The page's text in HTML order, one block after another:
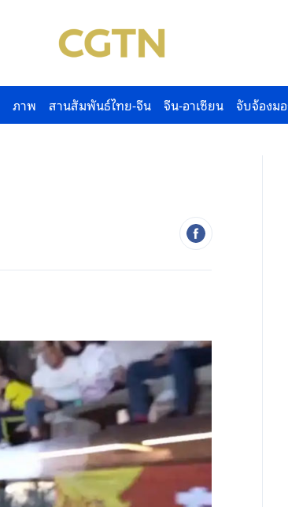
ภาพ สานสัมพันธ์ไทย-จีน จีน-อาเซียน จับจ้องม